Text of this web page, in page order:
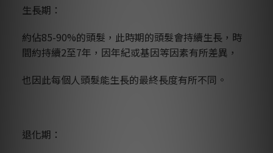
生長期：
約佔85-90%的頭髮，此時期的頭髮會持續生長，時
間約持續2至7年，因年紀或基因等因素有所差異，
也因此每個人頭髮能生長的最終長度有所不同。
退化期：